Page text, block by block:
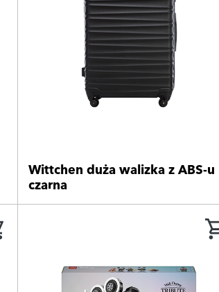
Wittchen duża walizka z ABS-u
czarna